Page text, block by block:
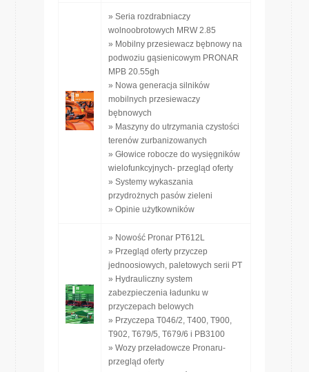
» Seria rozdrabniaczy
wolnoobrotowych MRW 2.85
» Mobilny przesiewacz bębnowy na
podwoziu gąsienicowym PRONAR
MPB 20.55gh
» Nowa generacja silników
mobilnych przesiewaczy
bębnowych
» Maszyny do utrzymania czystości
terenów zurbanizowanych
» Głowice robocze do wysięgników
wielofunkcyjnych- przegląd oferty
» Systemy wykaszania
przydrożnych pasów zieleni
» Opinie użytkowników
» Nowość Pronar PT612L
» Przegląd oferty przyczep
jednoosiowych, paletowych serii PT
» Hydrauliczny system
zabezpieczenia ładunku w
przyczepach belowych
» Przyczepa T046/2, T400, T900,
T902, T679/5, T679/6 i PB3100
» Wozy przeładowcze Pronaru-
przegląd oferty